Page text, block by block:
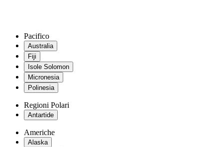
Pacifico
Australia
Fiji
Isole Solomon
Micronesia
Polinesia
Regioni Polari
Antartide
Americhe
Alaska